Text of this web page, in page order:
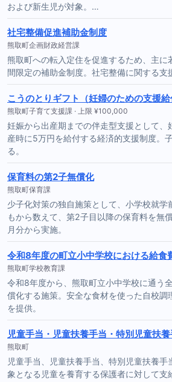
および新生児が対象。…
社宅整備促進補助金制度
熊取町企画財政経営課
熊取町への転入定住を促進するため、主に
間限定の補助金制度。社宅整備に関する支
こうのとりギフト（妊婦のための支援給
熊取町子育て支援課 · 上限 ¥100,000
妊娠から出産期までの伴走型支援として、
産時に5万円を給付する経済的支援制度。
る。
保育料の第2子無償化
熊取町保育課
少子化対策の独自施策として、小学校就学
もから数えて、第2子目以降の保育料を無
月分から実施。
令和8年度の町立小中学校における給食
熊取町学校教育課
令和8年度から、熊取町立小中学校に通う
償化する施策。安全な食材を使った自校調
を提供。
児童手当・児童扶養手当・特別児童扶養
熊取町
児童手当、児童扶養手当、特別児童扶養手
象となる児童を養育する保護者に対して支